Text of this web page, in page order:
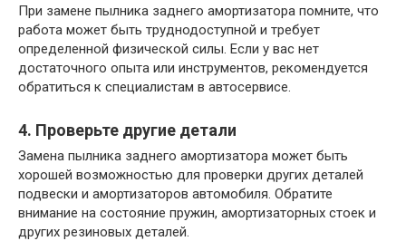
При замене пылника заднего амортизатора помните, что
работа может быть труднодоступной и требует
определенной физической силы. Если у вас нет
достаточного опыта или инструментов, рекомендуется
обратиться к специалистам в автосервисе.
4. Проверьте другие детали
Замена пылника заднего амортизатора может быть
хорошей возможностью для проверки других деталей
подвески и амортизаторов автомобиля. Обратите
внимание на состояние пружин, амортизаторных стоек и
других резиновых деталей.